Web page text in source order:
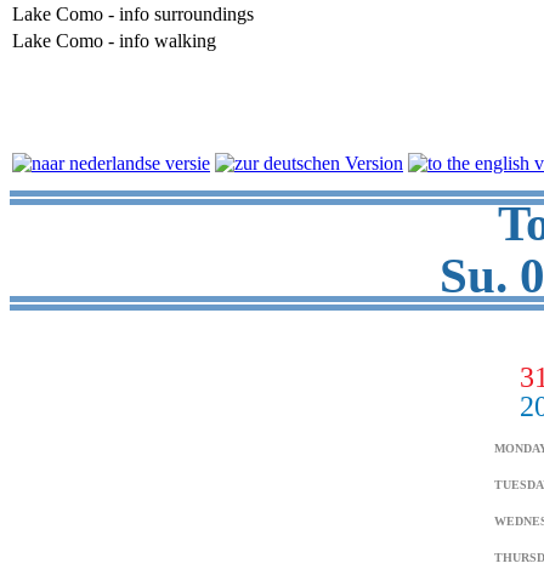
Lake Como - info surroundings
Lake Como - info walking
Su.